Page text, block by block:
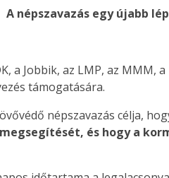
A népszavazás egy újabb
a Jobbik, az LMP, az MMM,
támogatására.
népszavazás célja,
és hogy a